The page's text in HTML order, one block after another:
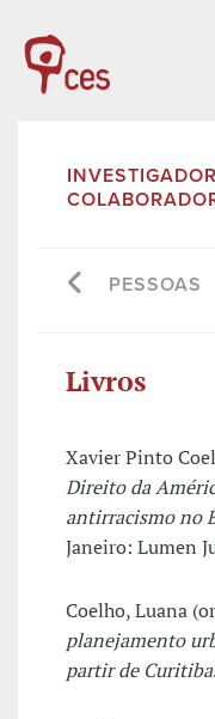
PESSOAS
Livros
Xavier Pinto
Direito da
antirracismo no
Janeiro: Lumen
Coelho, Luana
planejamento
partir de Curitiba